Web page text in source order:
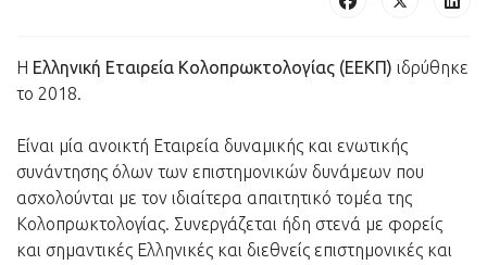
Η Ελληνική Εταιρεία Κολοπρωκτολογίας (ΕΕΚΠ) ιδρύθηκε
το 2018.
Είναι μία ανοικτή Εταιρεία δυναμικής και ενωτικής
συνάντησης όλων των επιστημονικών δυνάμεων που
ασχολούνται με τον ιδιαίτερα απαιτητικό τομέα της
Κολοπρωκτολογίας. Συνεργάζεται ήδη στενά με φορείς
και σημαντικές Ελληνικές και διεθνείς επιστημονικές και